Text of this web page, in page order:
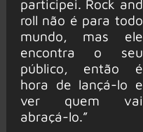
participei. Rock and
roll não é para todo
mundo, mas ele
encontra o seu
público, então é
hora de lançá-lo e
ver quem vai
abraçá-lo.”